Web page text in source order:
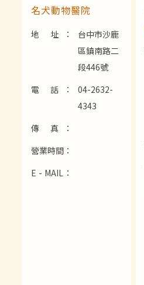
名犬動物醫院
地 址：
台中市沙鹿
區鎮南路二
段446號
電 話：
04-2632-
4343
傳 真：
營業時間：
E - MAIL：